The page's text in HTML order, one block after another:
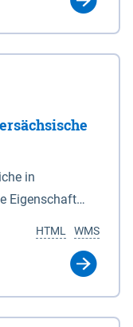
in
Eigenschaft
Für
WMS
HTML